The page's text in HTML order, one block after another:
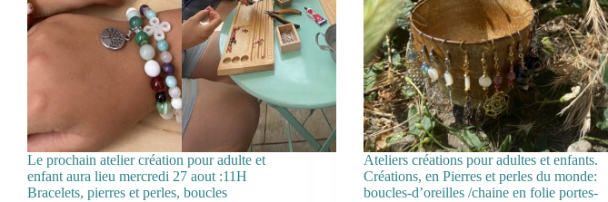
Le prochain atelier création pour adulte et
enfant aura lieu mercredi 27 aout :11H
Bracelets, pierres et perles, boucles
Ateliers créations pour adultes et enfants.
Créations, en Pierres et perles du monde:
boucles-d’oreilles /chaine en folie portes-